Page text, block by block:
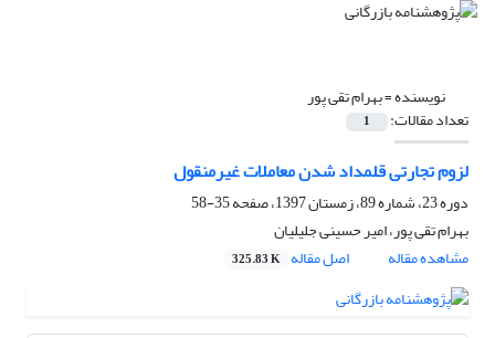
نویسنده =بهرام تقی پور
تعداد مقالات: 1
لزوم تجارتی قلمداد شدن معاملات غیرمنقول
دوره 23، شماره 89، زمستان 1397، صفحه
35-58
بهرام تقی پور، امیر حسینی جلیلیان
مشاهده مقاله
اصل مقاله 325.83 K